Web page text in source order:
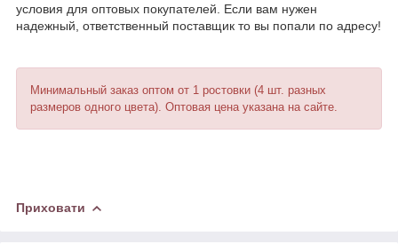
условия для оптовых покупателей. Если вам нужен
надежный, ответственный поставщик то вы попали по адресу!
Минимальный заказ оптом от 1 ростовки (4 шт. разных
размеров одного цвета). Оптовая цена указана на сайте.
Приховати